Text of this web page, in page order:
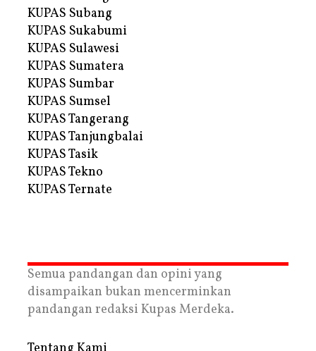
KUPAS Subang
KUPAS Sukabumi
KUPAS Sulawesi
KUPAS Sumatera
KUPAS Sumbar
KUPAS Sumsel
KUPAS Tangerang
KUPAS Tanjungbalai
KUPAS Tasik
KUPAS Tekno
KUPAS Ternate
Semua pandangan dan opini yang
disampaikan bukan mencerminkan
pandangan redaksi Kupas Merdeka.